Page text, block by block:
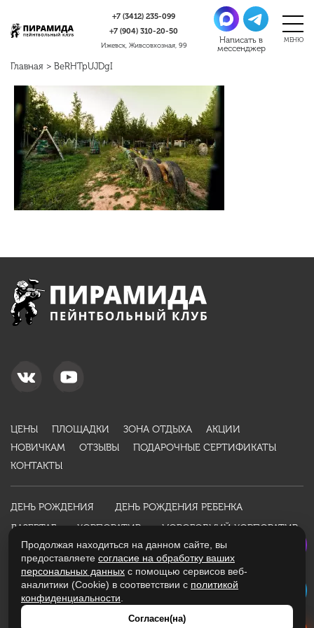
Продолжая находиться на данном сайте, вы
предоставляете согласие на обработку ваших
персональных данных с помощью сервисов веб-
аналитики (Cookie) в соответствии с политикой
конфиденциальности
Согласен(на)
+7 (3412) 235-099
+7 (904) 310-20-50
Ижевск, Живсовхозная, 99
Главная > BeRHTpUJDgI
ЦЕНЫ ПЛОЩАДКИ ЗОНА ОТДЫХА
АКЦИИ
НОВИЧКАМ
ОТЗЫВЫ
ПОДАРОЧНЫЕ СЕРТИФИКАТЫ
КОНТАКТЫ
ДЕНЬ РОЖДЕНИЯ
ДЕНЬ РОЖДЕНИЯ РЕБЕНКА
ЛАЗЕРТАГ
КОРПОРАТИВ
НОВОГОДНИЙ КОРПОРАТИВ
ДЕТСКИЙ ПРАЗДНИК
ПОДАРОК МУЖЧИНЕ
ИНФОРМАЦИЯ
Политика конфиденциальности
WebKingв 2016 году